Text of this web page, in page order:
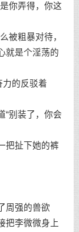
你弄得，你这
被粗暴对待，
就是个淫荡的
力的反驳着
“别装了，你会
把扯下她的裤
周强的兽欲
把李微微身上